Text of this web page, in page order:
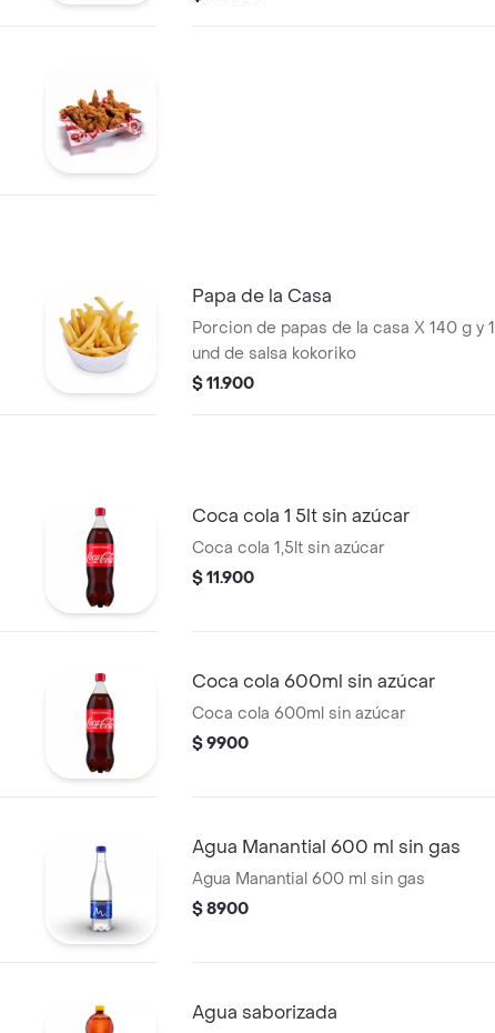
Papa de la Casa
Porcion de papas de la casa X 140 g y 1
und de salsa kokoriko
$ 11.900
Coca cola 1 5lt sin azúcar
Coca cola 1,5lt sin azúcar
$ 11.900
Coca cola 600ml sin azúcar
Coca cola 600ml sin azúcar
$ 9900
Agua Manantial 600 ml sin gas
Agua Manantial 600 ml sin gas
$ 8900
Agua saborizada